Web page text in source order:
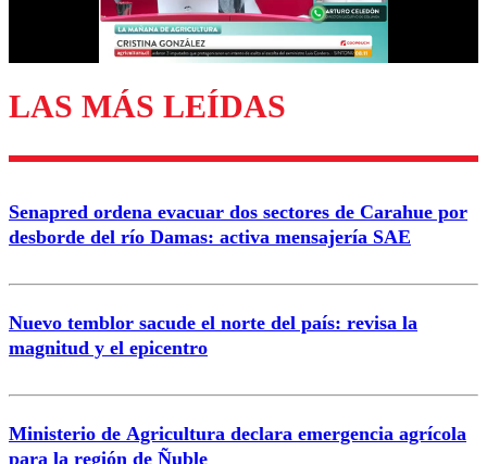
Enviar comentario
LAS MÁS LEÍDAS
Senapred ordena evacuar dos sectores de Carahue por
desborde del río Damas: activa mensajería SAE
Nuevo temblor sacude el norte del país: revisa la
magnitud y el epicentro
Ministerio de Agricultura declara emergencia agrícola
para la región de Ñuble